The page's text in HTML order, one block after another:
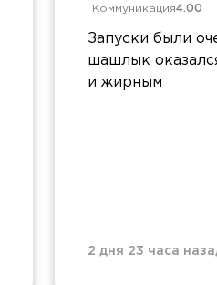
Коммуникация4.00
Запуски были
шашлык
и жирным
2 дня 23 часа